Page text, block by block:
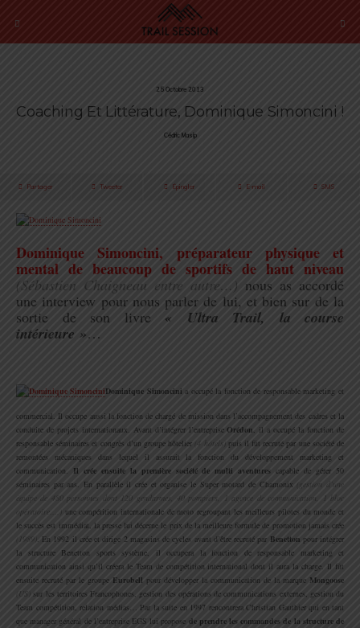
25 Octobre 2013
Coaching Et Littérature, Dominique Simoncini !
Cédric Masip
Partager Tweeter Épingler E-mail SMS
Dominique Simoncini, préparateur physique et
mental de beaucoup de sportifs de haut niveau
(Sébastien Chaigneau entre autre…) nous as accordé
une interview pour nous parler de lui, et bien sur de la
sortie de son livre « Ultra Trail, la course
intérieure »…
Dominique Simoncini a occupé la fonction de responsable marketing et
commercial. Il occupe aussi la fonction de chargé de mission dans l’accompagnement des cadres et la
conduite de projets internationaux. Avant d’intégrer l’entrepriseOrédon, il a occupé la fonction de
responsable séminaires et congrès d’un groupe hôtelier(4 hôtels)
puis il fût recruté par une société de
remontées mécaniques dans lequel il assurait la fonction du développement marketing et
communication. Il crée ensuite la première société de multi aventures capable de gérer 50
séminaires par ans. En parallèle il crée et organise le Super motard de Chamonix(gestion d’une
équipe de 480 personnes dont 120 gendarmes, 40 pompiers, 1 agence de communication, 1 bloc
opératoire….) une compétition internationale de moto regroupant les meilleurs pilotes du monde et
le succès est immédiat, la presse lui décerne le prix de la meilleure formule de promotion jamais crée
(1989). En 1992 il crée et dirige 2 magasins de cycles avant d’être recruté par Benetton pour intégrer
la structure Benetton sports système, il occupera la fonction de responsable marketing et
communication ainsi qu’il créera le Team de compétition international dont il aura la charge. Il fût
ensuite recruté par le groupe Eurobell pour développer la communication de la marque Mongoose
(US) sur les territoires Francophones, gestion des opérations de communications externes, gestion du
Team compétition, relation médias… Par la suite en 1997 rencontrera Christian Gauthier qui en tant
que manager général de l’entreprise EGS lui propose de prendre les commandes de la structure de